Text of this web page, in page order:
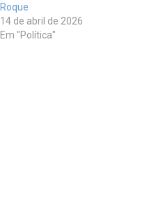
Roque
14 de abril de 2026
Em "Política"